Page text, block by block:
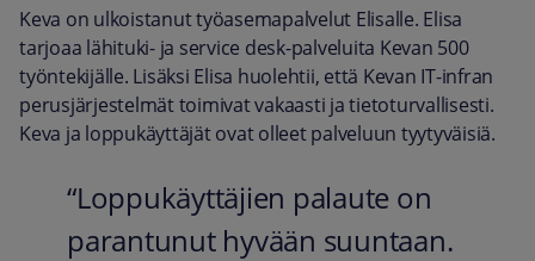
Keva on ulkoistanut työasemapalvelut Elisalle. Elisa
tarjoaa lähituki- ja service desk-palveluita Kevan 500
työntekijälle. Lisäksi Elisa huolehtii, että Kevan IT-infran
perusjärjestelmät toimivat vakaasti ja tietoturvallisesti.
Keva ja loppukäyttäjät ovat olleet palveluun tyytyväisiä.
“Loppukäyttäjien palaute on
parantunut hyvään suuntaan.